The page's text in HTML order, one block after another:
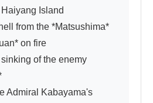
Island
from the *Matsushima*
on fire
of the enemy
Admiral Kabayama's